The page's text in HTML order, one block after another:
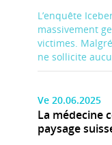
L’enquête
massivement
victimes.
ne sollicite
Ve 20.06.2025
La médecine
paysage